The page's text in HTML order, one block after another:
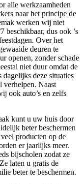
alle werkzaamheden
naar het principe de
werken wij niet
beschikbaar, dus ook ’s
Over het
deuren te
openen, zonder schade
niet duur omdat de
dagelijks deze situaties
verhelpen. Naast
ook auto’s en zelfs
kunt u uw huis door
beter beschermen
producten op de
er jaarlijks meer.
bijscholen zodat ze
laten u gratis de
beter te beschermen.